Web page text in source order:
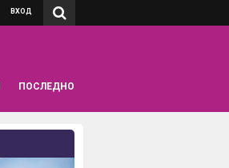
ВХОД
ПОСЛЕДНО